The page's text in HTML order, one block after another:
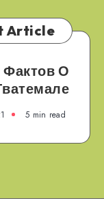
Article
Фактов О
5 min read